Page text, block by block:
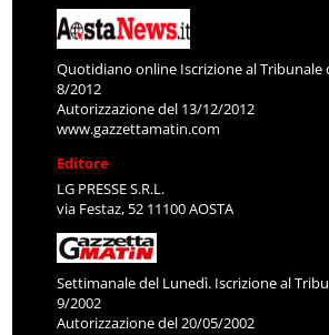
Quotidiano online Iscrizione al Tribunale
8/2012
Autorizzazione del 13/12/2012
www.gazzettamatin.com
Editore
LG PRESSE S.R.L.
via Festaz, 52 11100 AOSTA
Settimanale del Lunedì. Iscrizione al
9/2002
Autorizzazione del 20/05/2002